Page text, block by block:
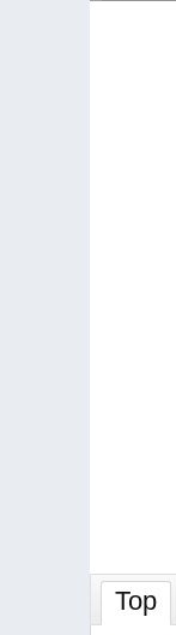
Top